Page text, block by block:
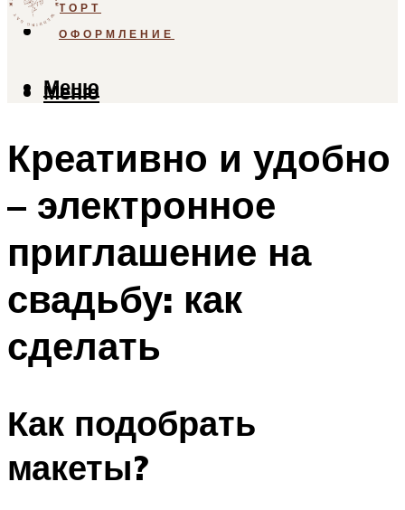
ТОРТ
ОФОРМЛЕНИЕ
Меню
Меню
Креативно и удобно
– электронное
приглашение на
свадьбу: как
сделать
Как подобрать
макеты?